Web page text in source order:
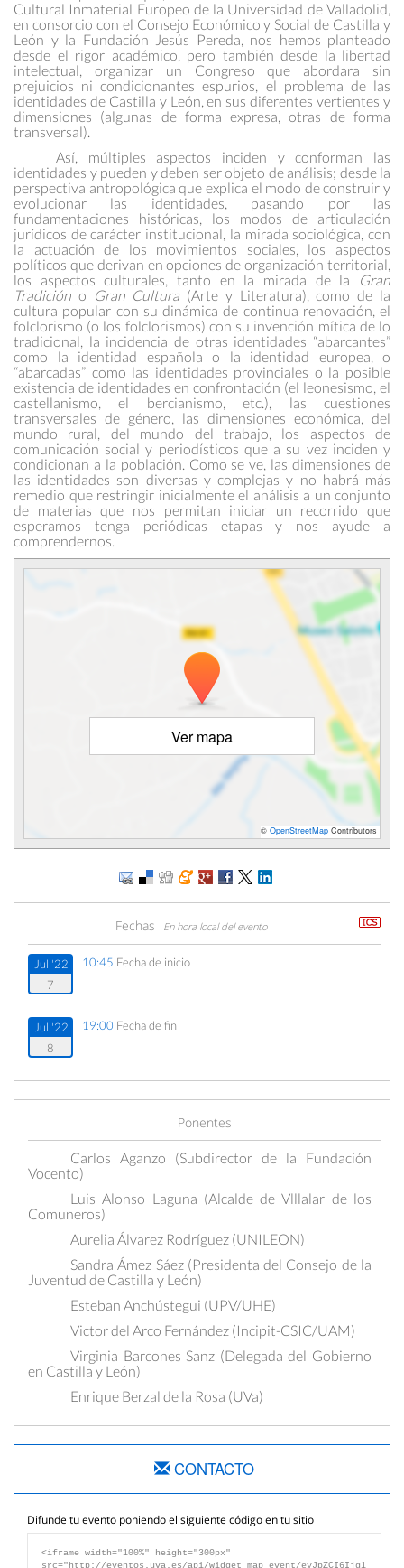
Cultural Inmaterial Europeo de la Universidad de Valladolid,
en consorcio con el Consejo Económico y Social de Castilla y
León y la Fundación Jesús Pereda, nos hemos planteado
desde el rigor académico, pero también desde la libertad
intelectual, organizar un Congreso que abordara sin
prejuicios ni condicionantes espurios, el problema de las
identidades de Castilla y León, en sus diferentes vertientes y
dimensiones (algunas de forma expresa, otras de forma
transversal).
Así, múltiples aspectos inciden y conforman las
identidades y pueden y deben ser objeto de análisis; desde la
perspectiva antropológica que explica el modo de construir y
evolucionar las identidades, pasando por las
fundamentaciones históricas, los modos de articulación
jurídicos de carácter institucional, la mirada sociológica, con
la actuación de los movimientos sociales, los aspectos
políticos que derivan en opciones de organización territorial,
los aspectos culturales, tanto en la mirada de la
Gran
Tradición o Gran Cultura (Arte y Literatura), como de la
cultura popular con su dinámica de continua renovación, el
folclorismo (o los folclorismos) con su invención mítica de lo
tradicional, la incidencia de otras identidades “abarcantes”
como la identidad española o la identidad europea, o
“abarcadas” como las identidades provinciales o la posible
existencia de identidades en confrontación (el leonesismo, el
castellanismo, el bercianismo, etc.), las cuestiones
transversales de género, las dimensiones económica, del
mundo rural, del mundo del trabajo, los aspectos de
comunicación social y periodísticos que a su vez inciden y
condicionan a la población. Como se ve, las dimensiones de
las identidades son diversas y complejas y no habrá más
remedio que restringir inicialmente el análisis a un conjunto
de materias que nos permitan iniciar un recorrido que
esperamos tenga periódicas etapas y nos ayude a
comprendernos.
Ver mapa
© OpenStreetMap Contributors
Fechas En hora local del evento
Jul '22
7
10:45 Fecha de inicio
Jul '22
8
19:00 Fecha de fin
Ponentes
Carlos Aganzo (Subdirector de la Fundación
Vocento)
Luis Alonso Laguna (Alcalde de Vlllalar de los
Comuneros)
Aurelia Álvarez Rodríguez (UNILEON)
Sandra Ámez Sáez (Presidenta del Consejo de la
Juventud de Castilla y León)
Esteban Anchústegui (UPV/UHE)
Victor del Arco Fernández (Incipit-CSIC/UAM)
Virginia Barcones Sanz (Delegada del Gobierno
en Castilla y León)
Enrique Berzal de la Rosa (UVa)
Enrique Cabero Morán (Presidente del CES de
Castilla y León)
Jesús Julio Carnero García (Consejero de
Presidencia, JCyL)
Gregoria Cavero Domínguez (UNILEON)
CONTACTO
Difunde tu evento poniendo el siguiente código en tu sitio